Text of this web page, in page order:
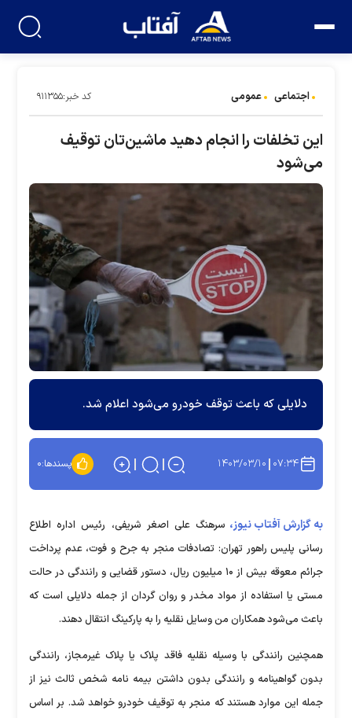
اجتماعی عمومی کد خبر:۹۱۱۳۵۵
این تخلفات را انجام دهید ماشین‌تان توقیف
می‌شود
دلایلی که باعث توقف خودرو می‌شود اعلام شد.
۰۷:۳۴ ۱۴۰۳/۰۳/۱۰ پسندها:۰
به گزارش آفتاب نیوز، سرهنگ علی اصغر شریفی، رئیس اداره اطلاع
رسانی پلیس راهور تهران: تصادفات منجر به جرح و فوت، عدم پرداخت
جرائم معوقه بیش از ۱۰ میلیون ریال، دستور قضایی و رانندگی در حالت
مستی یا استفاده از مواد مخدر و روان گردان از جمله دلایلی است که
باعث می‌شود همکاران من وسایل نقلیه را به پارکینگ انتقال دهند.
همچنین رانندگی با وسیله نقلیه فاقد پلاک یا پلاک غیرمجاز، رانندگی
بدون گواهینامه و رانندگی بدون داشتن بیمه نامه شخص ثالث نیز از
جمله این موارد هستند که منجر به توقیف خودرو خواهد شد. بر اساس